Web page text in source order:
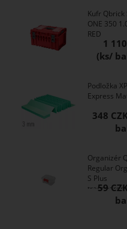
Kufr Qbrick
ONE 350
RED
1
Podložka
Express
348
Organizér
Regular
S Plus
59